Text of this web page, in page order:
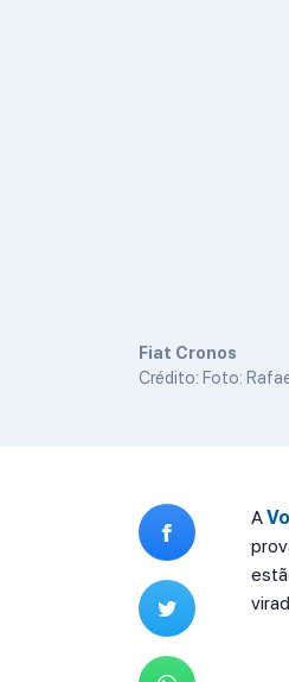
Fiat Cronos
Crédito: Foto:
A